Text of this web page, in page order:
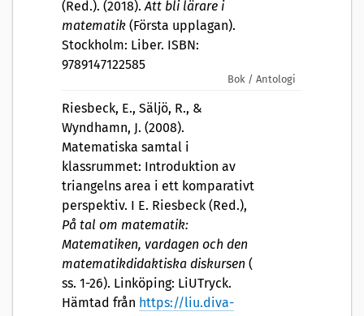
(Red.). (2018). Att bli lärare i
matematik (Första upplagan).
Stockholm: Liber. ISBN:
9789147122585
Bok / Antologi
Riesbeck, E., Säljö, R., &
Wyndhamn, J. (2008).
Matematiska samtal i
klassrummet: Introduktion av
triangelns area i ett komparativt
perspektiv. I E. Riesbeck (Red.),
På tal om matematik:
Matematiken, vardagen och den
matematikdidaktiska diskursen (
ss. 1-26). Linköping: LiUTryck.
Hämtad från https://liu.diva-